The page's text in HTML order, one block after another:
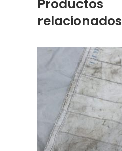
Productos
relacionados